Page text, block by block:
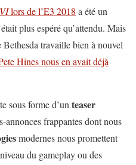
lors de l’E3 2018 a été un
plus espéré qu’attendu. Mais
travaille bien à nouvel
Hines nous en avait déjà
sous forme d’un teaser
annonces frappantes dont nous
modernes nous promettent
du gameplay ou des